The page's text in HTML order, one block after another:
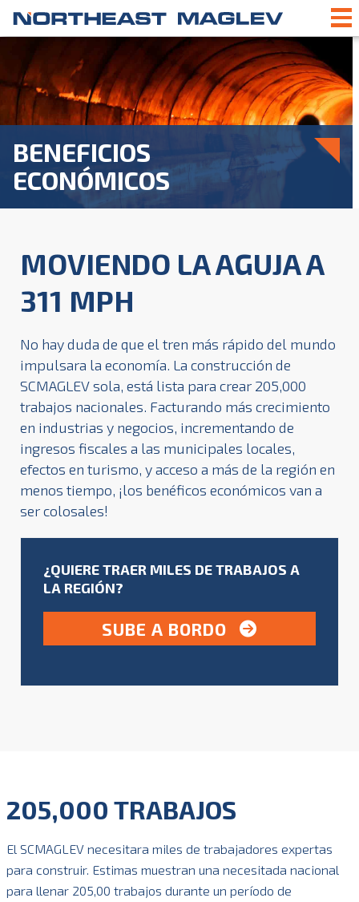
BENEFICIOS
ECONÓMICOS
MOVIENDO LA AGUJA A
311 MPH
No hay duda de que el tren más rápido del mundo
impulsara la economía. La construcción de
SCMAGLEV sola, está lista para crear 205,000
trabajos nacionales. Facturando más crecimiento
en industrias y negocios, incrementando de
ingresos fiscales a las municipales locales,
efectos en turismo, y acceso a más de la región en
menos tiempo, ¡los benéficos económicos van a
ser colosales!
¿QUIERE TRAER MILES DE TRABAJOS A
LA REGIÓN?
SUBE A BORDO
205,000 TRABAJOS
El SCMAGLEV necesitara miles de trabajadores expertas
para construir. Estimas muestran una necesitada nacional
para llenar 205,00 trabajos durante un período de